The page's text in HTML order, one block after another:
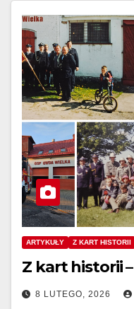
ARTYKUŁY Z KART HISTORII
Z kart historii
8 LUTEGO, 2026